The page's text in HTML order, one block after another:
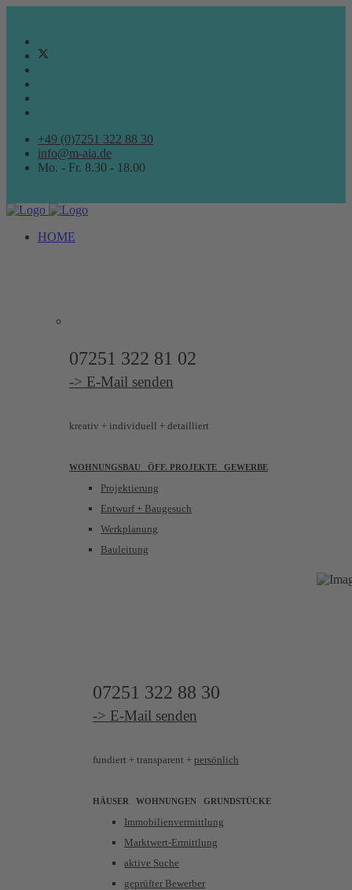
+49 (0)7251 322 88 30
info@m-aia.de
Mo. - Fr. 8.30 - 18.00
HOME
07251 322 81 02
-> E-Mail senden
kreativ + individuell + detailliert
WOHNUNGSBAU ÖFF. PROJEKTE GEWERBE
Projektierung
Entwurf + Baugesuch
Werkplanung
Bauleitung
07251 322 88 30
-> E-Mail senden
fundiert + transparent + persönlich
HÄUSER WOHNUNGEN GRUNDSTÜCKE
Immobilienvermittlung
Marktwert-Ermittlung
aktive Suche
geprüfter Bewerber